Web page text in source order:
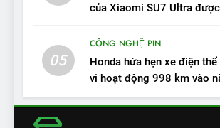
VinFast VF7 –
ĐÁNH GIÁ XE
Chuyên gia tiết
của Xiaomi SU7 Ultra
05
CÔNG NGHỆ PIN
Honda hứa hẹn xe điện
vi hoạt động 998 km vào